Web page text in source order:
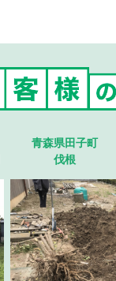
青森県田子町
伐根